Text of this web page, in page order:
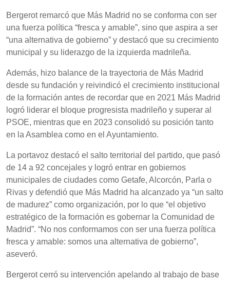
Bergerot remarcó que Más Madrid no se conforma con ser
una fuerza política “fresca y amable”, sino que aspira a ser
“una alternativa de gobierno” y destacó que su crecimiento
municipal y su liderazgo de la izquierda madrileña.
Además, hizo balance de la trayectoria de Más Madrid
desde su fundación y reivindicó el crecimiento institucional
de la formación antes de recordar que en 2021 Más Madrid
logró liderar el bloque progresista madrileño y superar al
PSOE, mientras que en 2023 consolidó su posición tanto
en la Asamblea como en el Ayuntamiento.
La portavoz destacó el salto territorial del partido, que pasó
de 14 a 92 concejales y logró entrar en gobiernos
municipales de ciudades como Getafe, Alcorcón, Parla o
Rivas y defendió que Más Madrid ha alcanzado ya “un salto
de madurez” como organización, por lo que “el objetivo
estratégico de la formación es gobernar la Comunidad de
Madrid”. “No nos conformamos con ser una fuerza política
fresca y amable: somos una alternativa de gobierno”,
aseveró.
Bergerot cerró su intervención apelando al trabajo de base